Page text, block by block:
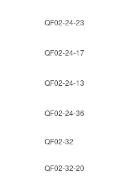
QF02-24-23
QF02-24-17
QF02-24-13
QF02-24-36
QF02-32
QF02-32-20